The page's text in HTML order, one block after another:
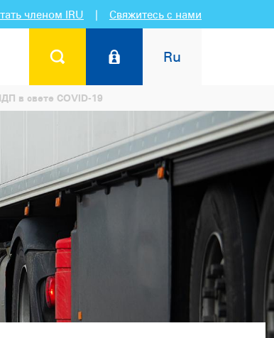
членом IRU | Свяжитесь с нами
Ru
в свете COVID-19